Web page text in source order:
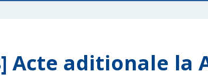
Acte aditionale